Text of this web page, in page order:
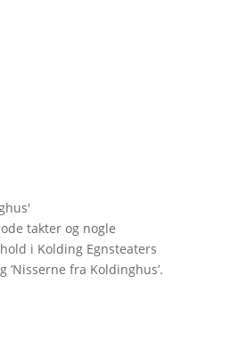
'
takter og nogle
i Kolding Egnsteaters
fra Koldinghus’.